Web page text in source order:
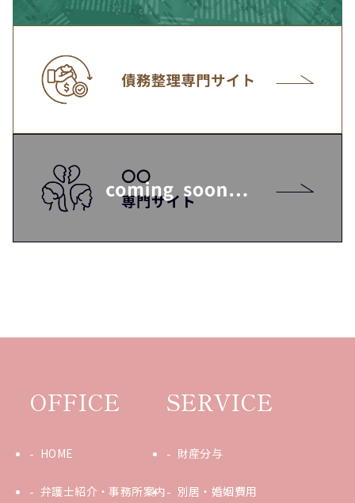
OFFICE
HOME
弁護士紹介・事務所案内
SERVICE
財産分与
別居・婚姻費用